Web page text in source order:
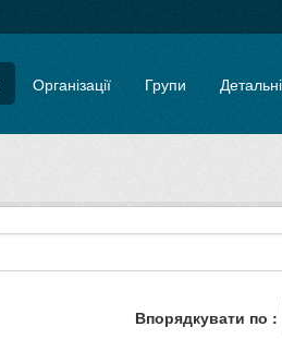
Організації Групи
Впорядкувати по